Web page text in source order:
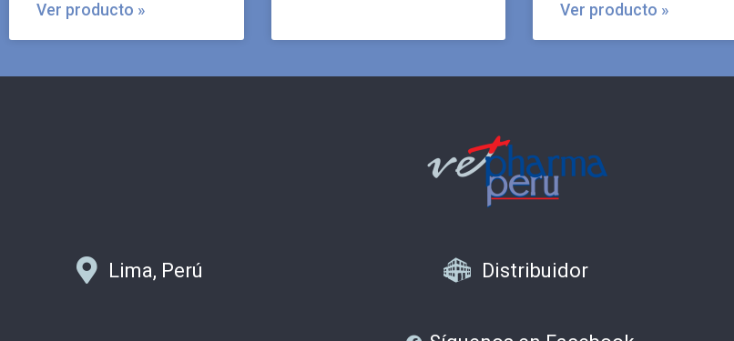
Ver producto » Ver producto »
Lima, Perú Distribuidor